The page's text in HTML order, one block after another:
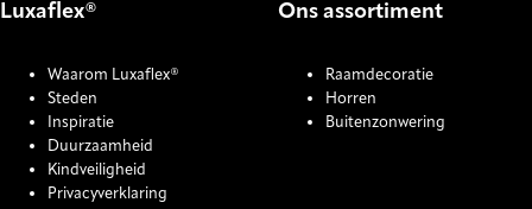
Luxaflex®
Waarom Luxaflex®
Steden
Inspiratie
Duurzaamheid
Kindveiligheid
Privacyverklaring
Ons assortiment
Raamdecoratie
Horren
Buitenzonwering